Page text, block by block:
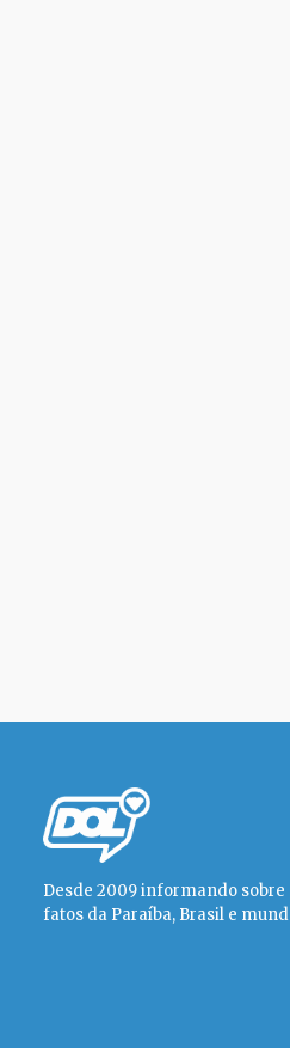
Desde 2009 informando
fatos da Paraíba, Brasil e